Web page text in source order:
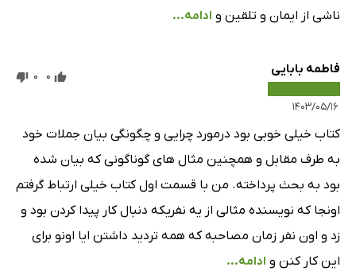
ناشی از ایمان و تلقین و ادامه...
فاطمه بابایی
۱۴۰۳/۰۵/۱۶
0
0
کتاب خیلی خوبی بود درمورد چرایی و چگونگی بیان جملات خود
به طرف مقابل و همچنین مثال های گوناگونی که بیان شده
بود به بحث پرداخته. من با قسمت اول کتاب خیلی ارتباط گرفتم
اونجا که نویسنده مثالی از یه نفریکه دنبال کار پیدا کردن بود و
زد و اون نفر زمان مصاحبه که همه تردید داشتن ایا اونو برای
این کار کنن و ادامه...